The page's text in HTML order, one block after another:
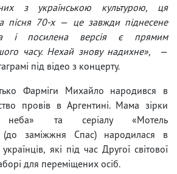
з українською культурою, ця
пісня 70-х — це завжди піднесене
і посилена версія є прямим
часу. Нехай знову надихне», —
під відео з концерту.
Фарміги Михайло народився в
провів в Аргентині. Мама зірки
та серіалу «Мотель
заміжжня Спас) народилася в
які під час Другої світової
для переміщених осіб.